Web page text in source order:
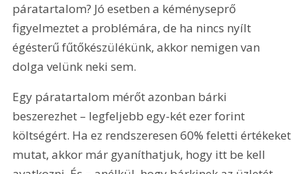
páratartalom? Jó esetben a kéményseprő
figyelmeztet a problémára, de ha nincs nyílt
égésterű fűtőkészülékünk, akkor nemigen van
dolga velünk neki sem.
Egy páratartalom mérőt azonban bárki
beszerezhet – legfeljebb egy-két ezer forint
költségért. Ha ez rendszeresen 60% feletti értékeket
mutat, akkor már gyaníthatjuk, hogy itt be kell